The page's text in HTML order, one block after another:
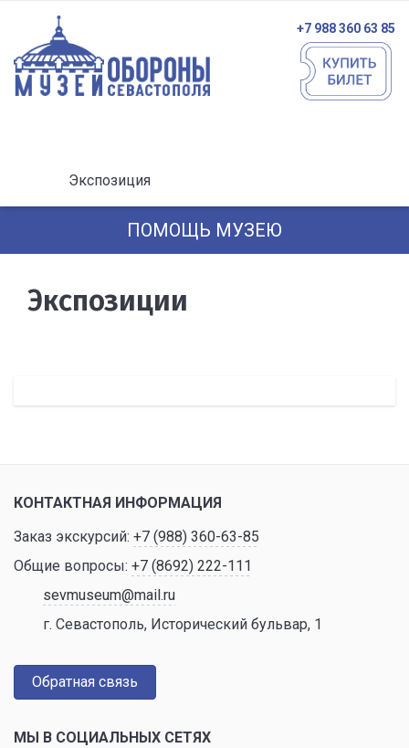
+7 988 360 63 85
Экспозиция
ПОМОЩЬ МУЗЕЮ
Экспозиции
КОНТАКТНАЯ ИНФОРМАЦИЯ
Заказ экскурсий: +7 (988) 360-63-85
Общие вопросы: +7 (8692) 222-111
sevmuseum@mail.ru
г. Севастополь, Исторический бульвар, 1
Обратная связь
МЫ В СОЦИАЛЬНЫХ СЕТЯХ